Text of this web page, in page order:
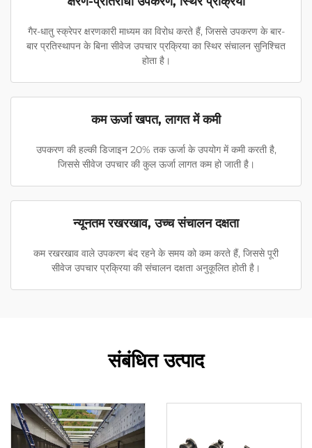
गैर-धातु स्क्रेपर क्षरणकारी माध्यम का विरोध करते हैं, जिससे उपकरण के बार-
बार प्रतिस्थापन के बिना सीवेज उपचार प्रक्रिया का स्थिर संचालन सुनिश्चित
होता है।
कम ऊर्जा खपत, लागत में कमी
उपकरण की हल्की डिजाइन 20% तक ऊर्जा के उपयोग में कमी करती है,
जिससे सीवेज उपचार की कुल ऊर्जा लागत कम हो जाती है।
न्यूनतम रखरखाव, उच्च संचालन दक्षता
कम रखरखाव वाले उपकरण बंद रहने के समय को कम करते हैं, जिससे पूरी
सीवेज उपचार प्रक्रिया की संचालन दक्षता अनुकूलित होती है।
संबंधित उत्पाद